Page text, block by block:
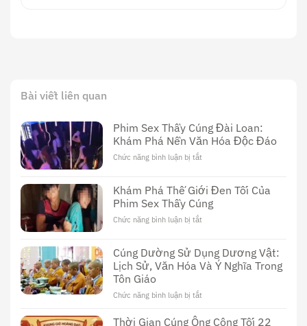
Bài viết liên quan
Phim Sex Thầy Cúng Đài Loan:
Khám Phá Nền Văn Hóa Độc Đáo
Chức năng bình luận bị tắt
Thầy
Cúng
Phá
Nền
Khám Phá Thế Giới Đen Tối Của
Phim Sex Thầy Cúng
Chức năng bình luận bị tắt
Thế
Giới
Cúng Dường Sử Dụng Dương Vật:
Lịch Sử, Văn Hóa Và Ý Nghĩa Trong
Tôn Giáo
Chức năng bình luận bị tắt
Dường
Thời Gian Cúng Ông Công Tối 22